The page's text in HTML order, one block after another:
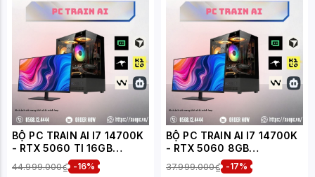
BỘ PC TRAIN AI I7 14700K
- RTX 5060 TI 16GB
(XUEPC117-TA)
44.999.000₫ -16%
BỘ PC TRAIN AI I7 14700K
- RTX 5060 8GB
(XUEPC116-TA)
37.999.000₫ -17%